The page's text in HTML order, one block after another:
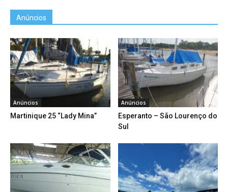
Anúncios
Anúncios
Martinique 25 “Lady Mina”
Anúncios
Esperanto – São Lourenço do
Sul